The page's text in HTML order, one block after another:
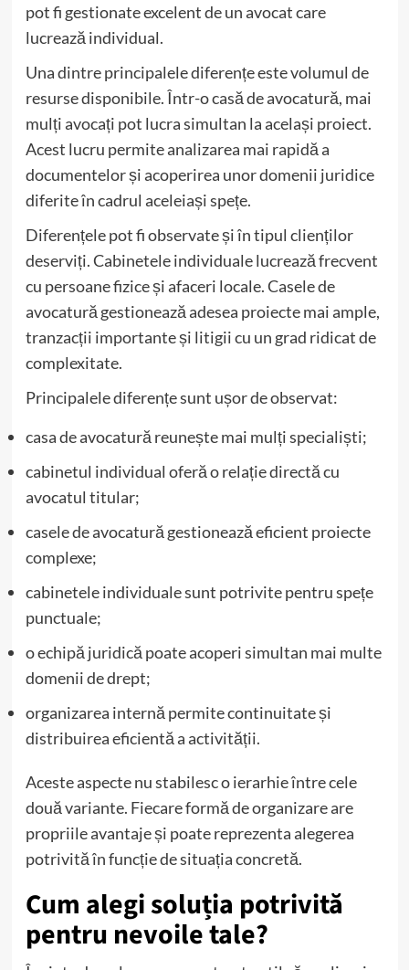
pot fi gestionate excelent de un avocat care
lucrează individual.
Una dintre principalele diferențe este volumul de
resurse disponibile. Într-o casă de avocatură, mai
mulți avocați pot lucra simultan la același proiect.
Acest lucru permite analizarea mai rapidă a
documentelor și acoperirea unor domenii juridice
diferite în cadrul aceleiași spețe.
Diferențele pot fi observate și în tipul clienților
deserviți. Cabinetele individuale lucrează frecvent
cu persoane fizice și afaceri locale. Casele de
avocatură gestionează adesea proiecte mai ample,
tranzacții importante și litigii cu un grad ridicat de
complexitate.
Principalele diferențe sunt ușor de observat:
casa de avocatură reunește mai mulți specialiști;
cabinetul individual oferă o relație directă cu
avocatul titular;
casele de avocatură gestionează eficient proiecte
complexe;
cabinetele individuale sunt potrivite pentru spețe
punctuale;
o echipă juridică poate acoperi simultan mai multe
domenii de drept;
organizarea internă permite continuitate și
distribuirea eficientă a activității.
Aceste aspecte nu stabilesc o ierarhie între cele
două variante. Fiecare formă de organizare are
propriile avantaje și poate reprezenta alegerea
potrivită în funcție de situația concretă.
Cum alegi soluția potrivită
pentru nevoile tale?